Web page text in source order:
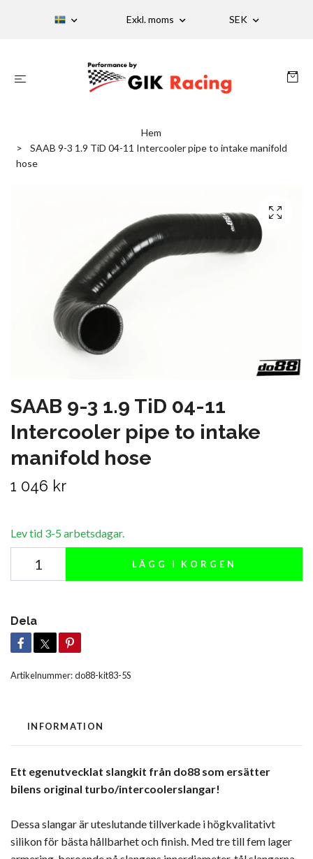
Exkl. moms SEK
Hem
SAAB 9-3 1.9 TiD 04-11 Intercooler pipe to intake manifold
hose
SAAB 9-3 1.9 TiD 04-11
Intercooler pipe to intake
manifold hose
1 046 kr
Lev tid 3-5 arbetsdagar.
LÄGG I KORGEN
Dela
Artikelnummer:do88-kit83-5S
INFORMATION
Ett egenutvecklat slangkit från do88 som ersätter
bilens original turbo/intercoolerslangar!
Dessa slangar är uteslutande tillverkade i högkvalitativt
silikon för bästa hållbarhet och finish. Med tre till fem lager